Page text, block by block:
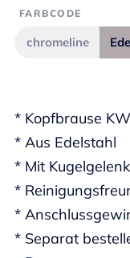
* Kopfbrause
* Aus Edelstahl
* Mit Kugelgelenk
*
*
* Separat
FARBCODE
chromeline